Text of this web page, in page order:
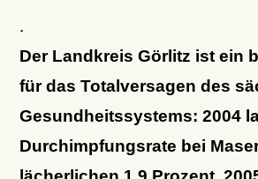
.
Der Landkreis Görlitz ist ein
für das Totalversagen des
Gesundheitssystems: 2004
Durchimpfungsrate bei